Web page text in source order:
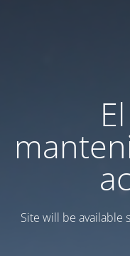
Site will be available